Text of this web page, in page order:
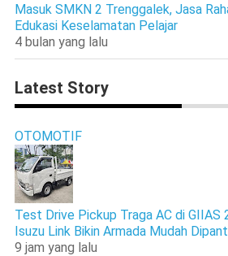
Masuk SMKN 2 Trenggalek, Jasa
Edukasi Keselamatan Pelajar
4 bulan yang lalu
Latest Story
OTOMOTIF
Test Drive Pickup Traga AC di GIIAS
Isuzu Link Bikin Armada Mudah
9 jam yang lalu